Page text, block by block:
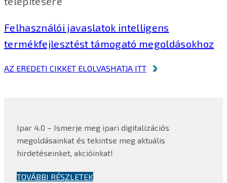
Felhasználói javaslatok intelligens
termékfejlesztést támogató megoldásokhoz
AZ EREDETI CIKKET ELOLVASHATJA ITT
Ipar 4.0 – Ismerje meg ipari digitalizációs
megoldásainkat és tekintse meg aktuális
hirdetéseinket, akcióinkat!
TOVÁBBI RÉSZLETEK